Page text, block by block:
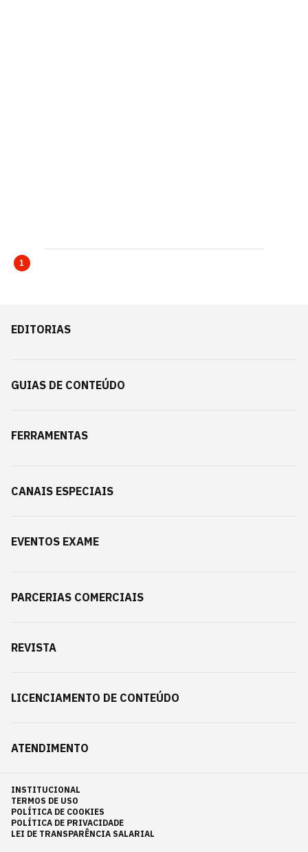
1
EDITORIAS
GUIAS DE CONTEÚDO
FERRAMENTAS
CANAIS ESPECIAIS
EVENTOS EXAME
PARCERIAS COMERCIAIS
REVISTA
LICENCIAMENTO DE CONTEÚDO
ATENDIMENTO
INSTITUCIONAL
TERMOS DE USO
POLÍTICA DE COOKIES
POLÍTICA DE PRIVACIDADE
LEI DE TRANSPARÊNCIA SALARIAL